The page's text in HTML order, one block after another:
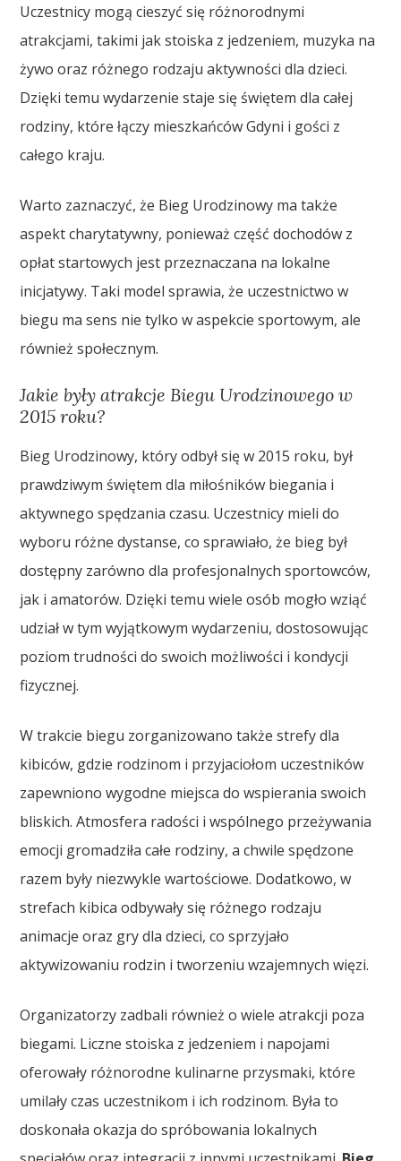
Uczestnicy mogą cieszyć się różnorodnymi
atrakcjami, takimi jak stoiska z jedzeniem, muzyka na
żywo oraz różnego rodzaju aktywności dla dzieci.
Dzięki temu wydarzenie staje się świętem dla całej
rodziny, które łączy mieszkańców Gdyni i gości z
całego kraju.
Warto zaznaczyć, że Bieg Urodzinowy ma także
aspekt charytatywny, ponieważ część dochodów z
opłat startowych jest przeznaczana na lokalne
inicjatywy. Taki model sprawia, że uczestnictwo w
biegu ma sens nie tylko w aspekcie sportowym, ale
również społecznym.
Jakie były atrakcje Biegu Urodzinowego w
2015 roku?
Bieg Urodzinowy, który odbył się w 2015 roku, był
prawdziwym świętem dla miłośników biegania i
aktywnego spędzania czasu. Uczestnicy mieli do
wyboru różne dystanse, co sprawiało, że bieg był
dostępny zarówno dla profesjonalnych sportowców,
jak i amatorów. Dzięki temu wiele osób mogło wziąć
udział w tym wyjątkowym wydarzeniu, dostosowując
poziom trudności do swoich możliwości i kondycji
fizycznej.
W trakcie biegu zorganizowano także strefy dla
kibiców, gdzie rodzinom i przyjaciołom uczestników
zapewniono wygodne miejsca do wspierania swoich
bliskich. Atmosfera radości i wspólnego przeżywania
emocji gromadziła całe rodziny, a chwile spędzone
razem były niezwykle wartościowe. Dodatkowo, w
strefach kibica odbywały się różnego rodzaju
animacje oraz gry dla dzieci, co sprzyjało
aktywizowaniu rodzin i tworzeniu wzajemnych więzi.
Organizatorzy zadbali również o wiele atrakcji poza
biegami. Liczne stoiska z jedzeniem i napojami
oferowały różnorodne kulinarne przysmaki, które
umilały czas uczestnikom i ich rodzinom. Była to
doskonała okazja do spróbowania lokalnych